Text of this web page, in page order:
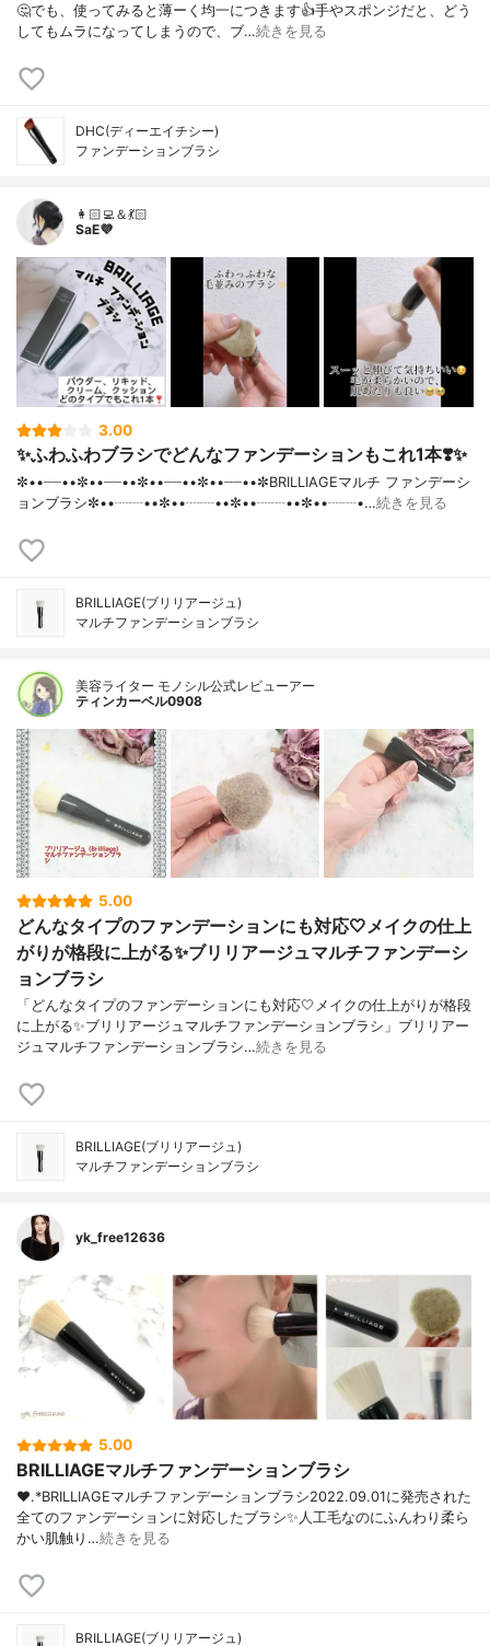
🤔でも、使ってみると薄ーく均一につきます👍手やスポンジだと、どう
してもムラになってしまうので、ブ…続きを見る
DHC(ディーエイチシー)
ファンデーションブラシ
👩🏻‍💻＆💃🏻
SaE💜
3.00
✨ふわふわブラシでどんなファンデーションもこれ1本❣️✨
✼••┈┈••✼••┈┈••✼••┈┈••✼••┈┈••✼BRILLIAGEマルチ ファンデーシ
ョンブラシ✼••┈┈••✼••┈┈••✼••┈┈••✼••┈┈•…続きを見る
BRILLIAGE(ブリリアージュ)
マルチファンデーションブラシ
美容ライター モノシル公式レビューアー
ティンカーベル0908
5.00
どんなタイプのファンデーションにも対応🤍メイクの仕上
がりが格段に上がる✨ブリリアージュマルチファンデーシ
ョンブラシ
「どんなタイプのファンデーションにも対応🤍メイクの仕上がりが格段
に上がる✨ブリリアージュマルチファンデーションブラシ」ブリリアー
ジュマルチファンデーションブラシ…続きを見る
BRILLIAGE(ブリリアージュ)
マルチファンデーションブラシ
yk_free12636
5.00
BRILLIAGEマルチファンデーションブラシ
❤︎.*BRILLIAGEマルチファンデーションブラシ2022.09.01に発売された
全てのファンデーションに対応したブラシ✨人工毛なのにふんわり柔ら
かい肌触り…続きを見る
BRILLIAGE(ブリリアージュ)